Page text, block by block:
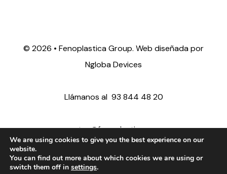
© 2026 • Fenoplastica Group. Web diseñada por
Ngloba Devices
Llámanos al 93 844 48 20
ventas@fenoplastica.com
export@fenoplastica.com
We are using cookies to give you the best experience on our
website.
You can find out more about which cookies we are using or
switch them off in settings.